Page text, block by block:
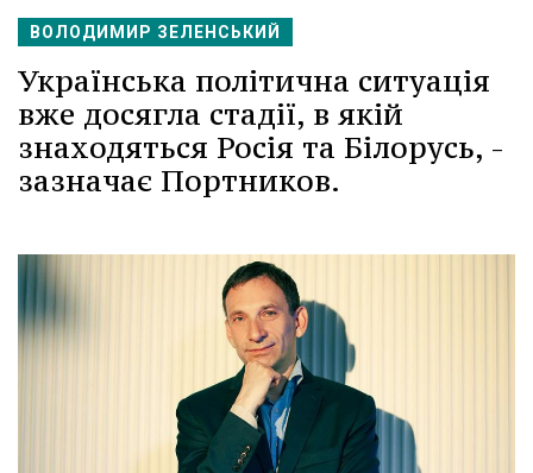
ВОЛОДИМИР ЗЕЛЕНСЬКИЙ
Українська політична ситуація
вже досягла стадії, в якій
знаходяться Росія та Білорусь, -
зазначає Портников.